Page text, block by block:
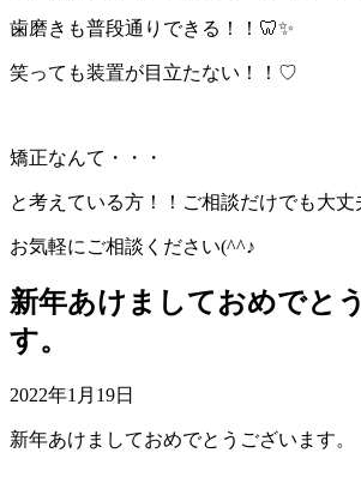
歯磨きも普段通りできる！！🦷✨
笑っても装置が目立たない！！♡
矯正なんて・・・
と考えている方！！ご相談だけでも大丈
お気軽にご相談ください(^^♪
新年あけましておめでと
す。
2022年1月19日
新年あけましておめでとうございます。